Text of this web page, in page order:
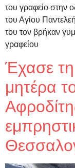
του γραφείο στην
του Αγίου
του τον βρήκαν
γραφείου
Έχασε
μητέρα